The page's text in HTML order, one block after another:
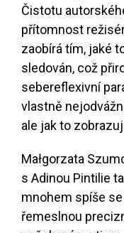
Čistotu
přítomnost
zaobírá tím, jaké
sledován, což
sebereflexivní
vlastně
ale jak to
Małgorzata
s Adinou Pintilie
mnohem spíše
řemeslnou